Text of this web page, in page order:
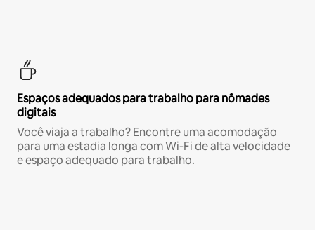
Espaços adequados para trabalho para nômades
digitais
Você viaja a trabalho? Encontre uma acomodação
para uma estadia longa com Wi-Fi de alta velocidade
e espaço adequado para trabalho.